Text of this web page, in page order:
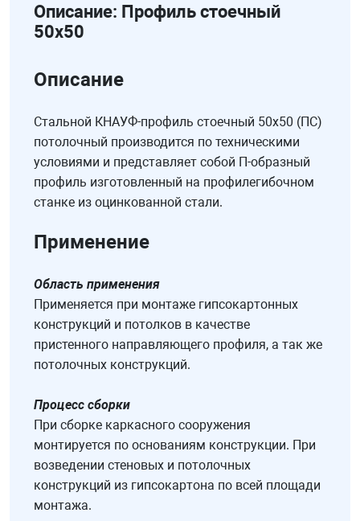
Описание: Профиль стоечный
50х50
Описание
Стальной КНАУФ-профиль стоечный 50х50 (ПС)
потолочный производится по техническими
условиями и представляет собой П-образный
профиль изготовленный на профилегибочном
станке из оцинкованной стали.
Применение
Область применения
Применяется при монтаже гипсокартонных
конструкций и потолков в качестве
пристенного направляющего профиля, а так же
потолочных конструкций.
Процесс сборки
При сборке каркасного сооружения
монтируется по основаниям конструкции. При
возведении стеновых и потолочных
конструкций из гипсокартона по всей площади
монтажа.